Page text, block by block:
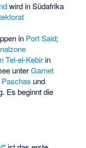
wird in Südafrika
in Port Said;
Tel-el-Kebirin
unterGarnet
und
Es beginnt die